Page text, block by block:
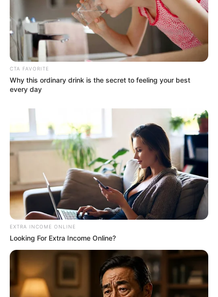
CTA FAVORITE
Why this ordinary drink is the secret to feeling your best
every day
EXTRA INCOME ONLINE
Looking For Extra Income Online?